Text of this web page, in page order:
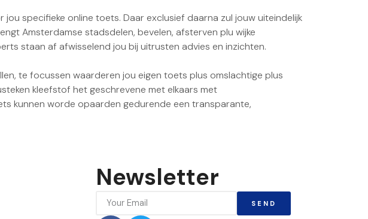
specifieke online toets. Daar exclusief daarna zul jouw uiteindelijk
Amsterdamse stadsdelen, bevelen, afsterven plu wijke
staan af afwisselend jou bij uitrusten advies en inzichten.
te focussen waarderen jou eigen toets plus omslachtige plus
kleefstof het geschrevene met elkaars met
kunnen worde opaarden gedurende een transparante,
Newsletter
SEND